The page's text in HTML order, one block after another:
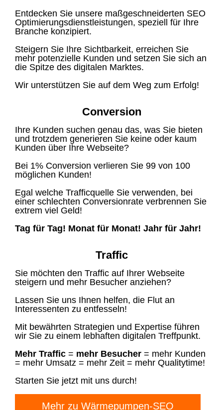
Entdecken Sie unsere maßgeschneiderten SEO
Optimierungsdienstleistungen, speziell für Ihre
Branche konzipiert.
Steigern Sie Ihre Sichtbarkeit, erreichen Sie
mehr potenzielle Kunden und setzen Sie sich an
die Spitze des digitalen Marktes.
Wir unterstützen Sie auf dem Weg zum Erfolg!
Conversion
Ihre Kunden suchen genau das, was Sie bieten
und trotzdem generieren Sie keine oder kaum
Kunden über Ihre Webseite?
Bei 1% Conversion verlieren Sie 99 von 100
möglichen Kunden!
Egal welche Trafficquelle Sie verwenden, bei
einer schlechten Conversionrate verbrennen Sie
extrem viel Geld!
Tag für Tag! Monat für Monat! Jahr für Jahr!
Traffic
Sie möchten den Traffic auf Ihrer Webseite
steigern und mehr Besucher anziehen?
Lassen Sie uns Ihnen helfen, die Flut an
Interessenten zu entfesseln!
Mit bewährten Strategien und Expertise führen
wir Sie zu einem lebhaften digitalen Treffpunkt.
Mehr Traffic = mehr Besucher = mehr Kunden
= mehr Umsatz = mehr Zeit = mehr Qualitytime!
Starten Sie jetzt mit uns durch!
Mehr zu Wärmepumpen-SEO